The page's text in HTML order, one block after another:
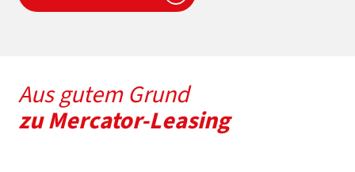
Aus gutem Grund
zu Mercator-Leasing